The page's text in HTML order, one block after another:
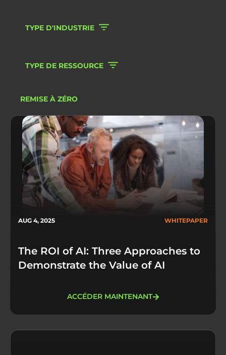
TYPE D'INDUSTRIE
TYPE DE RESSOURCE
REMISE À ZÉRO
AUG 4, 2025 WHITEPAPER
The ROI of AI: Three Approaches to
Demonstrate the Value of AI
ACCÉDER MAINTENANT